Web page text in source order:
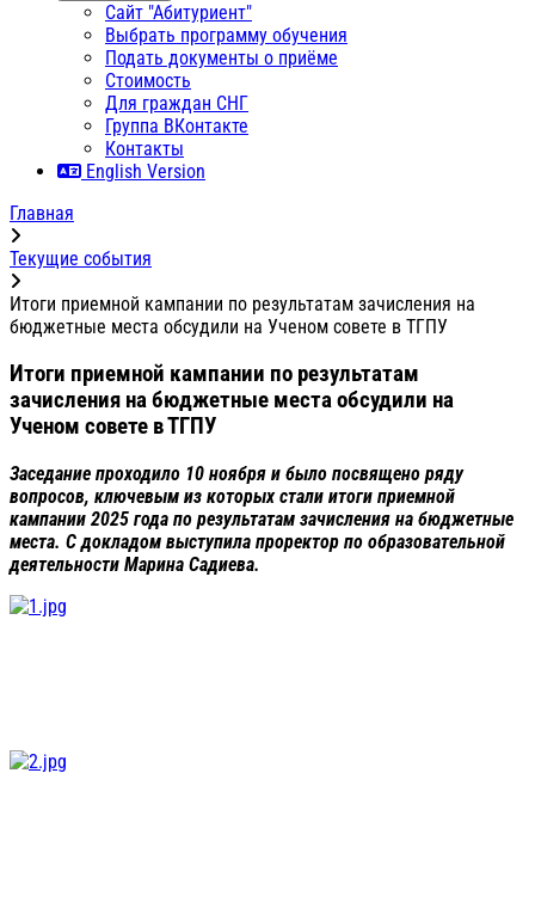
Сайт "Абитуриент"
Выбрать программу обучения
Подать документы о приёме
Стоимость
Для граждан СНГ
Группа ВКонтакте
Контакты
English Version
Главная
Текущие события
Итоги приемной кампании по результатам зачисления на
бюджетные места обсудили на Ученом совете в ТГПУ
Итоги приемной кампании по результатам
зачисления на бюджетные места обсудили на
Ученом совете в ТГПУ
Заседание проходило 10 ноября и было посвящено ряду
вопросов, ключевым из которых стали итоги приемной
кампании 2025 года по результатам зачисления на бюджетные
места. С докладом выступила проректор по образовательной
деятельности Марина Садиева.